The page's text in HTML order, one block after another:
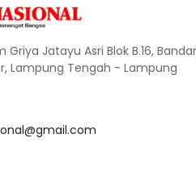
Griya Jatayu Asri Blok B.16,
Lampung Tengah - Lampung